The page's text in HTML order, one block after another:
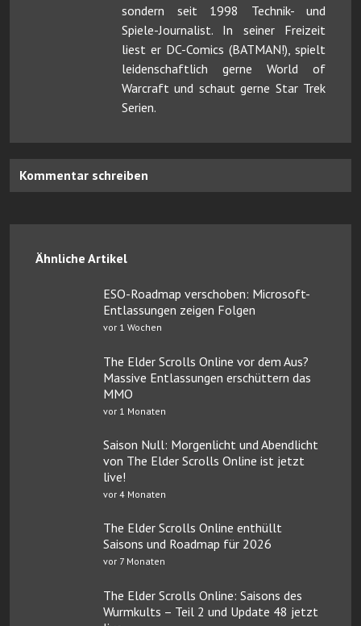
sondern seit 1998 Technik- und
Spiele-Journalist. In seiner Freizeit
liest er DC-Comics (BATMAN!), spielt
leidenschaftlich gerne World of
Warcraft und schaut gerne Star Trek
Serien.
Kommentar schreiben
Ähnliche Artikel
ESO-Roadmap verschoben: Microsoft-
Entlassungen zeigen Folgen
vor 1 Wochen
The Elder Scrolls Online vor dem Aus?
Massive Entlassungen erschüttern das
MMO
vor 1 Monaten
Saison Null: Morgenlicht und Abendlicht
von The Elder Scrolls Online ist jetzt
live!
vor 4 Monaten
The Elder Scrolls Online enthüllt
Saisons und Roadmap für 2026
vor 7 Monaten
The Elder Scrolls Online: Saisons des
Wurmkults – Teil 2 und Update 48 jetzt